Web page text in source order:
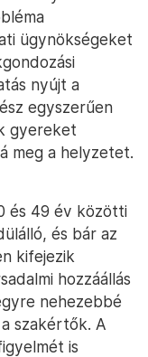
ügynökségeket
nyújt a
egyszerűen
gyereket
meg a helyzetet.
és 49 év közötti
és bár az
kifejezik
hozzáállás
nehezebbé
szakértők. A
is